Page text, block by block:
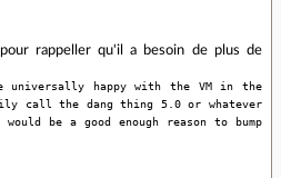
rappeller qu'il a besoin de plus de
universally happy with the VM in the
call the dang thing 5.0 or whatever
be a good enough reason to bump